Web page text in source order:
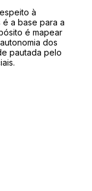
à
a base para a
é mapear
dos
pautada pelo